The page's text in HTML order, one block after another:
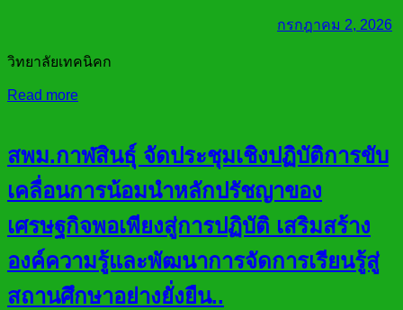
กรกฎาคม 2, 2026
วิทยาลัยเทคนิคก
Read more
สพม.กาฬสินธุ์ จัดประชุมเชิงปฏิบัติการขับ
เคลื่อนการน้อมนำหลักปรัชญาของ
เศรษฐกิจพอเพียงสู่การปฏิบัติ เสริมสร้าง
องค์ความรู้และพัฒนาการจัดการเรียนรู้สู่
สถานศึกษาอย่างยั่งยืน..